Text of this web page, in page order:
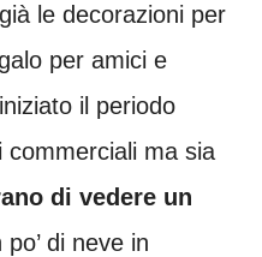
le decorazioni per
per amici e
il periodo
commerciali ma sia
di vedere un
di neve in